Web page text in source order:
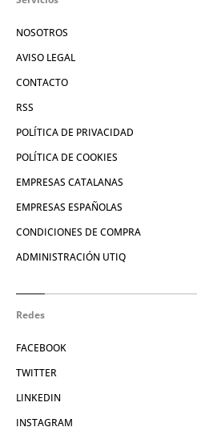
NOSOTROS
AVISO LEGAL
CONTACTO
RSS
POLÍTICA DE PRIVACIDAD
POLÍTICA DE COOKIES
EMPRESAS CATALANAS
EMPRESAS ESPAÑOLAS
CONDICIONES DE COMPRA
ADMINISTRACIÓN UTIQ
Redes
FACEBOOK
TWITTER
LINKEDIN
INSTAGRAM